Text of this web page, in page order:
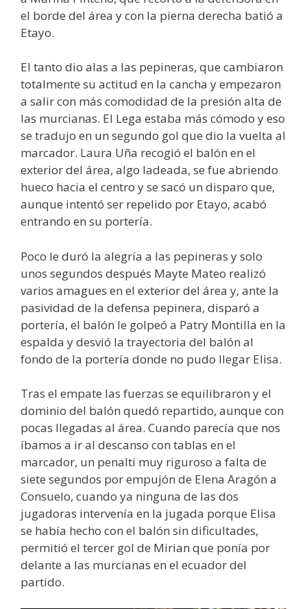
el borde del área y con la pierna derecha batió a
Etayo.
El tanto dio alas a las pepineras, que cambiaron
totalmente su actitud en la cancha y empezaron
a salir con más comodidad de la presión alta de
las murcianas. El Lega estaba más cómodo y eso
se tradujo en un segundo gol que dio la vuelta al
marcador. Laura Uña recogió el balón en el
exterior del área, algo ladeada, se fue abriendo
hueco hacia el centro y se sacó un disparo que,
aunque intentó ser repelido por Etayo, acabó
entrando en su portería.
Poco le duró la alegría a las pepineras y solo
unos segundos después Mayte Mateo realizó
varios amagues en el exterior del área y, ante la
pasividad de la defensa pepinera, disparó a
portería, el balón le golpeó a Patry Montilla en la
espalda y desvió la trayectoria del balón al
fondo de la portería donde no pudo llegar Elisa.
Tras el empate las fuerzas se equilibraron y el
dominio del balón quedó repartido, aunque con
pocas llegadas al área. Cuando parecía que nos
íbamos a ir al descanso con tablas en el
marcador, un penalti muy riguroso a falta de
siete segundos por empujón de Elena Aragón a
Consuelo, cuando ya ninguna de las dos
jugadoras intervenía en la jugada porque Elisa
se había hecho con el balón sin dificultades,
permitió el tercer gol de Mirian que ponía por
delante a las murcianas en el ecuador del
partido.